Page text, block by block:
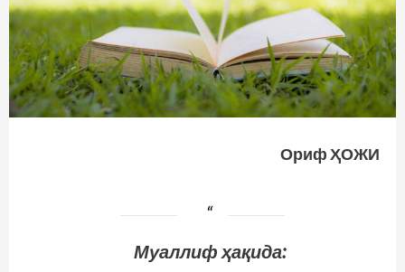
Ориф ҲОЖИ
Муаллиф ҳақида: